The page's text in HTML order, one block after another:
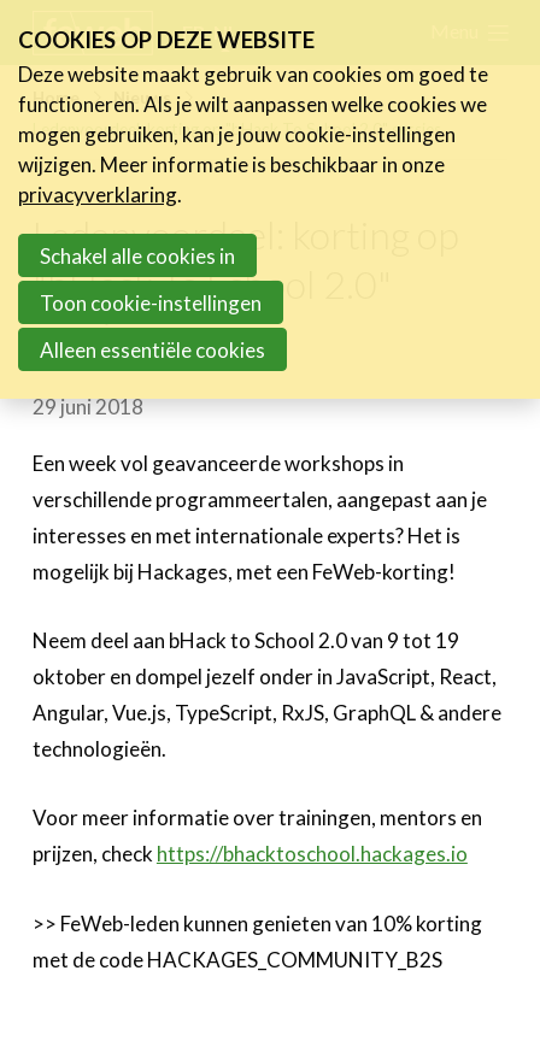
links
Jump
to
navigation
to
main
content
FR NL
Home
Nieuws
Ledenvoordeel: korting op "bHack To School 2.0" sessies
Ledenvoordeel: korting op
"bHack To School 2.0"
sessies
29 juni 2018
Een week vol geavanceerde workshops in
verschillende programmeertalen, aangepast aan je
interesses en met internationale experts? Het is
mogelijk bij Hackages, met een FeWeb-korting!
Neem deel aan bHack to School 2.0 van 9 tot 19
oktober en dompel jezelf onder in JavaScript, React,
Angular, Vue.js, TypeScript, RxJS, GraphQL & andere
technologieën.
Voor meer informatie over trainingen, mentors en
prijzen, check https://bhacktoschool.hackages.io
>> FeWeb-leden kunnen genieten van 10% korting
met de code HACKAGES_COMMUNITY_B2S
Nieuws
Nieuwsberichten
FeWeb Videos
Jobs in de sector
Activiteiten
Cases
Toolbox
Bedrijvenzoeker
Lid worden AccountZoeken
COOKIES OP DEZE WEBSITE
Deze website maakt gebruik van cookies om goed te
functioneren. Als je wilt aanpassen welke cookies we
mogen gebruiken, kan je jouw cookie-instellingen
wijzigen. Meer informatie is beschikbaar in onze
privacyverklaring.
Schakel alle cookies in
Toon cookie-instellingen
Alleen essentiële cookies